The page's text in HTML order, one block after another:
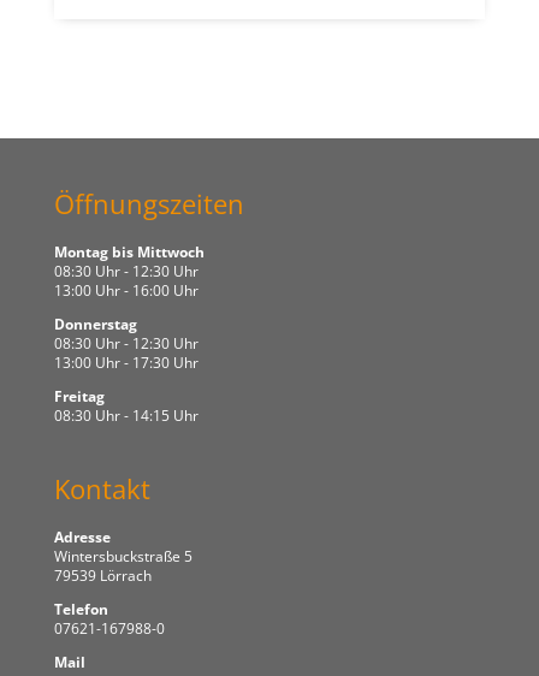
Öffnungszeiten
Montag bis Mittwoch
08:30 Uhr - 12:30 Uhr
13:00 Uhr - 16:00 Uhr
Donnerstag
08:30 Uhr - 12:30 Uhr
13:00 Uhr - 17:30 Uhr
Freitag
08:30 Uhr - 14:15 Uhr
Kontakt
Adresse
Wintersbuckstraße 5
79539 Lörrach
Telefon
07621-167988-0
Mail